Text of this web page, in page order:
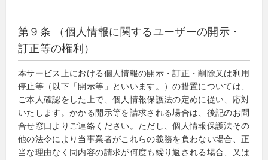
第９条 （個人情報に関するユーザーの開示・
訂正等の権利）
本サービス上における個人情報の開示・訂正・削除又は利用
停止等（以下「開示等」といいます。）の措置については、
ご本人確認をした上で、個人情報保護法の定めに従い、応対
いたします。かかる開示等を請求される場合は、後記のお問
合せ窓口よりご連絡ください。ただし、個人情報保護法その
他の法令により当事業者がこれらの義務を負わない場合、正
当な理由なく同内容の請求が何度も繰り返される場合、又は